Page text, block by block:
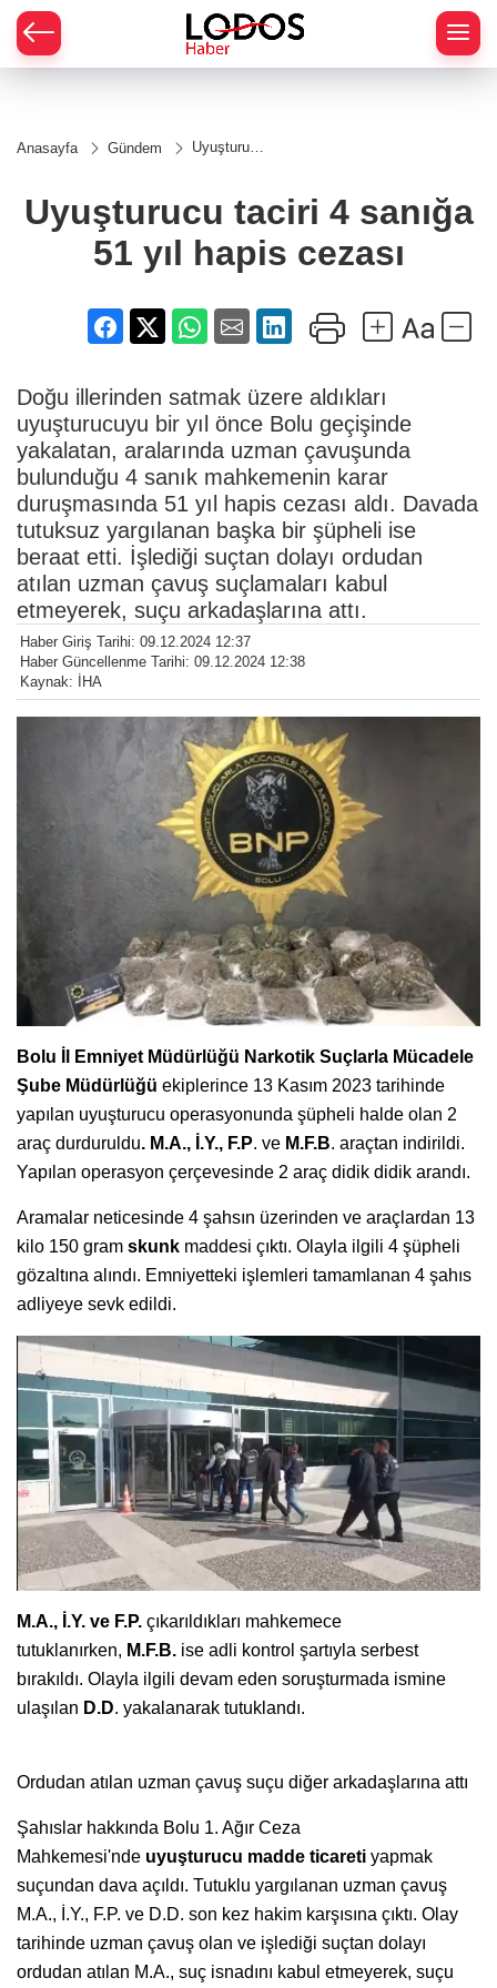
Anasayfa Gündem
Uyuşturucu
yıl hapis
cezası
Uyuşturucu taciri 4 sanığa
51 yıl hapis cezası
Doğu illerinden satmak üzere aldıkları
uyuşturucuyu bir yıl önce Bolu geçişinde
yakalatan, aralarında uzman çavuşunda
bulunduğu 4 sanık mahkemenin karar
duruşmasında 51 yıl hapis cezası aldı. Davada
tutuksuz yargılanan başka bir şüpheli ise
beraat etti. İşlediği suçtan dolayı ordudan
atılan uzman çavuş suçlamaları kabul
etmeyerek, suçu arkadaşlarına attı.
Haber Giriş Tarihi: 09.12.2024 12:37
Haber Güncellenme Tarihi: 09.12.2024 12:38
Kaynak: İHA
Bolu İl Emniyet Müdürlüğü Narkotik Suçlarla Mücadele
Şube Müdürlüğü ekiplerince 13 Kasım 2023 tarihinde
yapılan uyuşturucu operasyonunda şüpheli halde olan 2
araç durduruldu. M.A., İ.Y., F.P. ve M.F.B. araçtan indirildi.
Yapılan operasyon çerçevesinde 2 araç didik didik arandı.
Aramalar neticesinde 4 şahsın üzerinden ve araçlardan 13
kilo 150 gram skunk maddesi çıktı. Olayla ilgili 4 şüpheli
gözaltına alındı. Emniyetteki işlemleri tamamlanan 4 şahıs
adliyeye sevk edildi.
M.A., İ.Y. ve F.P. çıkarıldıkları mahkemece
tutuklanırken, M.F.B. ise adli kontrol şartıyla serbest
bırakıldı. Olayla ilgili devam eden soruşturmada ismine
ulaşılan D.D. yakalanarak tutuklandı.
Ordudan atılan uzman çavuş suçu diğer arkadaşlarına attı
Şahıslar hakkında Bolu 1. Ağır Ceza
Mahkemesi'nde uyuşturucu madde ticareti yapmak
suçundan dava açıldı. Tutuklu yargılanan uzman çavuş
M.A., İ.Y., F.P. ve D.D. son kez hakim karşısına çıktı. Olay
tarihinde uzman çavuş olan ve işlediği suçtan dolayı
ordudan atılan M.A., suç isnadını kabul etmeyerek, suçu